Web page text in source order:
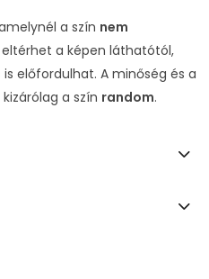
a szín nem
eltérhet a képen láthatótól,
előfordulhat. A minőség és a
a szín random.